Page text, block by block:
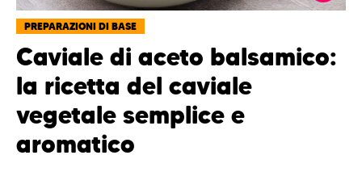
PREPARAZIONI DI BASE
Caviale di aceto balsamico:
la ricetta del caviale
vegetale semplice e
aromatico